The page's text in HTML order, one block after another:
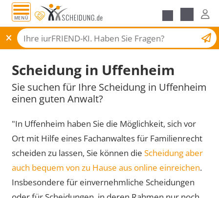
MENÜ
Scheidungsantrag
Scheidung in Uffenheim
Sie suchen für Ihre Scheidung in Uffenheim
einen guten Anwalt?
"In Uffenheim haben Sie die Möglichkeit, sich vor
Ort mit Hilfe eines Fachanwaltes für Familienrecht
scheiden zu lassen, Sie können die Scheidung aber
auch bequem von zu Hause aus online einreichen.
Insbesondere für einvernehmliche Scheidungen